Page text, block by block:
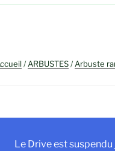
/ARBUSTES/Arbuste
Le Drive est